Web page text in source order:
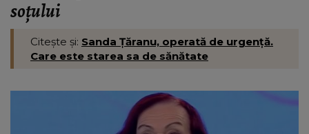
soțului
Citește și: Sanda Țăranu, operată de urgență.
Care este starea sa de sănătate